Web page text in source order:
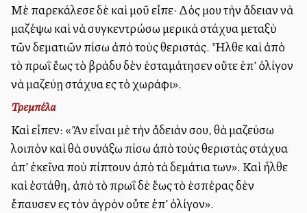
Μὲ παρεκάλεσε δὲ καὶ μοῦ εἶπε· Δός μου τὴν ἄδειαν νὰ
μαζέψω καὶ νὰ συγκεντρώσω μερικὰ στάχυα μεταξὺ
τῶν δεματιῶν πίσω ἀπὸ τοὺς θεριστάς. Ἦλθε καὶ ἀπὸ
τὸ πρωῒ ἕως τὸ βράδυ δὲν ἐσταμάτησεν οὔτε ἐπ’ ὀλίγον
νὰ μαζεύῃ στάχυα εἰς τὸ χωράφι».
Τρεμπέλα
Καὶ εἶπεν: «Ἂν εἶναι μὲ τὴν ἄδειάν σου, θὰ μαζεύσω
λοιπὸν καὶ θὰ συνάξω πίσω ἀπὸ τοὺς θεριστὰς στάχυα
ἀπ’ ἐκεῖνα ποὺ πίπτουν ἀπὸ τὰ δεμάτια των». Καὶ ἦλθε
καὶ ἐστάθη, ἀπὸ τὸ πρωΐ δὲ ἕως τὸ ἑσπέρας δὲν
ἔπαυσεν εἰς τὸν ἀγρὸν οὔτε ἐπ’ ὀλίγον».